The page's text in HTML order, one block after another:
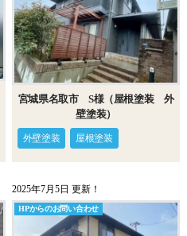
宮城県名取市 S様（屋根塗装 外
壁塗装）
外壁塗装 屋根塗装
2025年7月5日 更新！
HPからのお問い合わせ